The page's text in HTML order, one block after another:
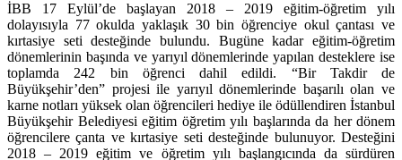
İBB 17 Eylül’de başlayan 2018 – 2019 eğitim-öğretim yılı
dolayısıyla 77 okulda yaklaşık 30 bin öğrenciye okul çantası ve
kırtasiye seti desteğinde bulundu. Bugüne kadar eğitim-öğretim
dönemlerinin başında ve yarıyıl dönemlerinde yapılan desteklere ise
toplamda 242 bin öğrenci dahil edildi. “Bir Takdir de
Büyükşehir’den” projesi ile yarıyıl dönemlerinde başarılı olan ve
karne notları yüksek olan öğrencileri hediye ile ödüllendiren İstanbul
Büyükşehir Belediyesi eğitim öğretim yılı başlarında da her dönem
öğrencilere çanta ve kırtasiye seti desteğinde bulunuyor. Desteğini
2018 – 2019 eğitim ve öğretim yılı başlangıcında da sürdüren